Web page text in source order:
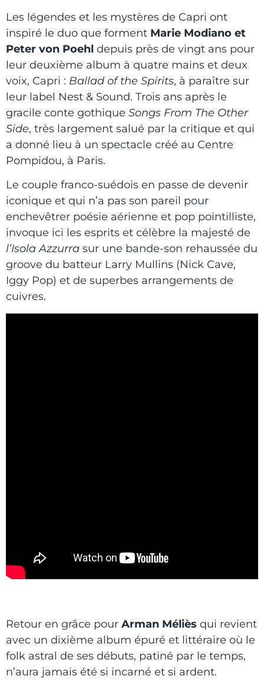
Les légendes et les mystères de Capri ont
inspiré le duo que forment Marie Modiano et
Peter von Poehl depuis près de vingt ans pour
leur deuxième album à quatre mains et deux
voix, Capri : Ballad of the Spirits, à paraître sur
leur label Nest & Sound. Trois ans après le
gracile conte gothique Songs From The Other
Side, très largement salué par la critique et qui
a donné lieu à un spectacle créé au Centre
Pompidou, à Paris.
Le couple franco-suédois en passe de devenir
iconique et qui n’a pas son pareil pour
enchevêtrer poésie aérienne et pop pointilliste,
invoque ici les esprits et célèbre la majesté de
l’Isola Azzurra sur une bande-son rehaussée du
groove du batteur Larry Mullins (Nick Cave,
Iggy Pop) et de superbes arrangements de
cuivres.
Retour en grâce pour Arman Méliès qui revient
avec un dixième album épuré et littéraire où le
folk astral de ses débuts, patiné par le temps,
n’aura jamais été si incarné et si ardent.